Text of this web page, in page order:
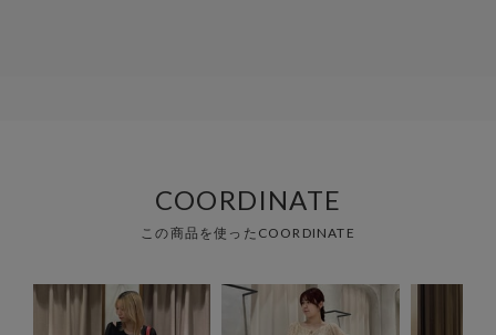
COORDINATE
この商品を使ったCOORDINATE